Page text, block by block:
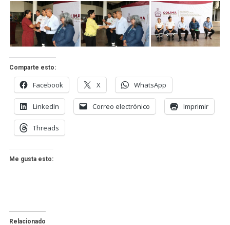
Comparte esto:
Facebook X WhatsApp
LinkedIn Correo electrónico Imprimir
Threads
Me gusta esto:
Relacionado